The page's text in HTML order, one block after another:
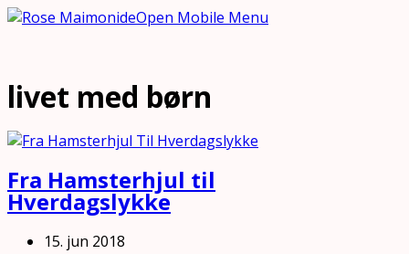
Open Mobile Menu
livet med børn
Fra Hamsterhjul til
Hverdagslykke
15. jun 2018